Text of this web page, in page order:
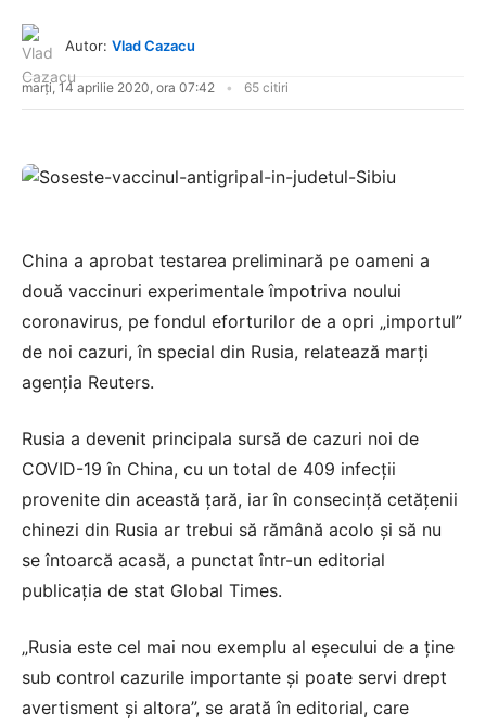
Autor: Vlad Cazacu
marți, 14 aprilie 2020, ora 07:42 65 citiri
China a aprobat testarea preliminară pe oameni a
două vaccinuri experimentale împotriva noului
coronavirus, pe fondul eforturilor de a opri „importul”
de noi cazuri, în special din Rusia, relatează marţi
agenţia Reuters.
Rusia a devenit principala sursă de cazuri noi de
COVID-19 în China, cu un total de 409 infecţii
provenite din această ţară, iar în consecinţă cetăţenii
chinezi din Rusia ar trebui să rămână acolo şi să nu
se întoarcă acasă, a punctat într-un editorial
publicaţia de stat Global Times.
„Rusia este cel mai nou exemplu al eşecului de a ţine
sub control cazurile importante şi poate servi drept
avertisment şi altora”, se arată în editorial, care